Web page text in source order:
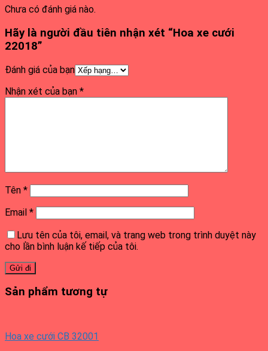
Chưa có đánh giá nào.
Hãy là người đầu tiên nhận xét “Hoa xe cưới
22018”
Đánh giá của bạn
Nhận xét của bạn *
Tên *
Email *
Lưu tên của tôi, email, và trang web trong trình duyệt này
cho lần bình luận kế tiếp của tôi.
Sản phẩm tương tự
Hoa xe cưới CB 32001